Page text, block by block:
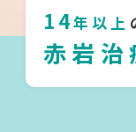
14年以上
赤岩治